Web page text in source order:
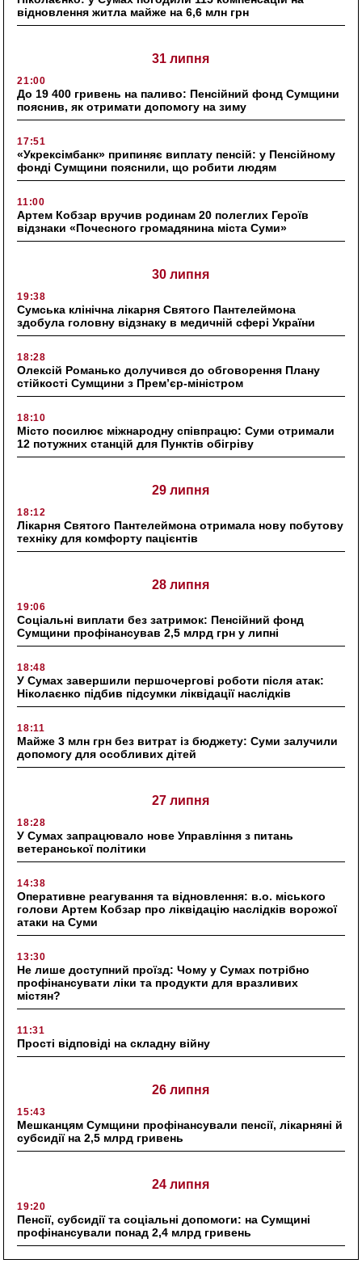
відновлення житла майже на 6,6 млн грн
31 липня
21:00
До 19 400 гривень на паливо: Пенсійний фонд Сумщини
пояснив, як отримати допомогу на зиму
17:51
«Укрексімбанк» припиняє виплату пенсій: у Пенсійному
фонді Сумщини пояснили, що робити людям
11:00
Артем Кобзар вручив родинам 20 полеглих Героїв
відзнаки «Почесного громадянина міста Суми»
30 липня
19:38
Сумська клінічна лікарня Святого Пантелеймона
здобула головну відзнаку в медичній сфері України
18:28
Олексій Романько долучився до обговорення Плану
стійкості Сумщини з Прем’єр-міністром
18:10
Місто посилює міжнародну співпрацю: Суми отримали
12 потужних станцій для Пунктів обігріву
29 липня
18:12
Лікарня Святого Пантелеймона отримала нову побутову
техніку для комфорту пацієнтів
28 липня
19:06
Соціальні виплати без затримок: Пенсійний фонд
Сумщини профінансував 2,5 млрд грн у липні
18:48
У Сумах завершили першочергові роботи після атак:
Ніколаєнко підбив підсумки ліквідації наслідків
18:11
Майже 3 млн грн без витрат із бюджету: Суми залучили
допомогу для особливих дітей
27 липня
18:28
У Сумах запрацювало нове Управління з питань
ветеранської політики
14:38
Оперативне реагування та відновлення: в.о. міського
голови Артем Кобзар про ліквідацію наслідків ворожої
атаки на Суми
13:30
Не лише доступний проїзд: Чому у Сумах потрібно
профінансувати ліки та продукти для вразливих
містян?
11:31
Прості відповіді на складну війну
26 липня
15:43
Мешканцям Сумщини профінансували пенсії, лікарняні й
субсидії на 2,5 млрд гривень
24 липня
19:20
Пенсії, субсидії та соціальні допомоги: на Сумщині
профінансували понад 2,4 млрд гривень